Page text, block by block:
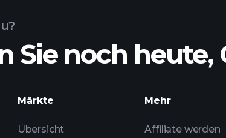
Sie noch heute,
Märkte
Übersicht
Mehr
Affiliate werden